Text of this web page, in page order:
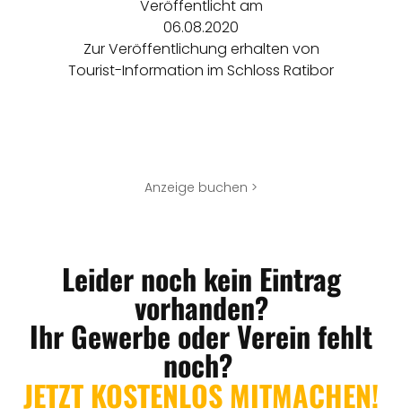
Veröffentlicht am
06.08.2020
Zur Veröffentlichung erhalten von
Tourist-Information im Schloss Ratibor
Anzeige buchen >
Leider noch kein Eintrag
vorhanden?
Ihr Gewerbe oder Verein fehlt
noch?
JETZT KOSTENLOS MITMACHEN!